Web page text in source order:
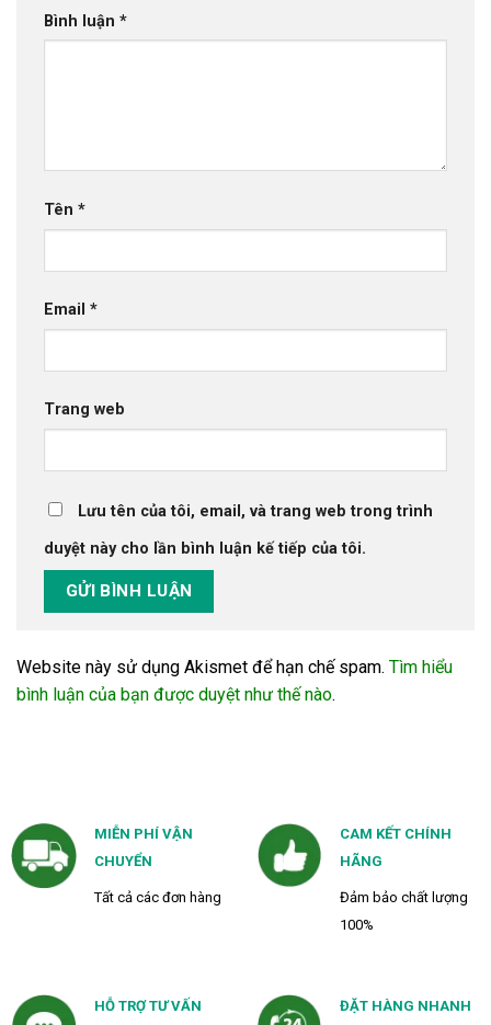
Bình luận *
Tên *
Email *
Trang web
Lưu tên của tôi, email, và trang web trong trình
duyệt này cho lần bình luận kế tiếp của tôi.
Website này sử dụng Akismet để hạn chế spam. Tìm hiểu
bình luận của bạn được duyệt như thế nào.
MIỄN PHÍ VẬN
CHUYỂN
Tất cả các đơn hàng
CAM KẾT CHÍNH
HÃNG
Đảm bảo chất lượng
100%
HỖ TRỢ TƯ VẤN ĐẶT HÀNG NHANH